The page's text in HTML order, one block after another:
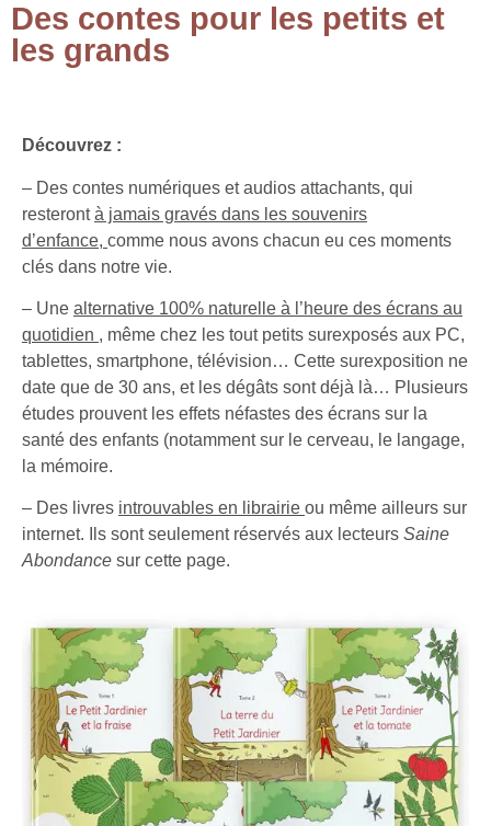
Des contes pour les petits et
les grands
Découvrez :
– Des contes numériques et audios attachants, qui
resterontà jamais gravés dans les souvenirs
d’enfance, comme nous avons chacun eu ces moments
clés dans notre vie.
– Une alternative 100% naturelle à l’heure des écrans au
quotidien , même chez les tout petits surexposés aux PC,
tablettes, smartphone, télévision… Cette surexposition ne
date que de 30 ans, et les dégâts sont déjà là… Plusieurs
études prouvent les effets néfastes des écrans sur la
santé des enfants (notamment sur le cerveau, le langage,
la mémoire.
– Des livres introuvables en librairie ou même ailleurs sur
internet. Ils sont seulement réservés aux lecteurs Saine
Abondance sur cette page.